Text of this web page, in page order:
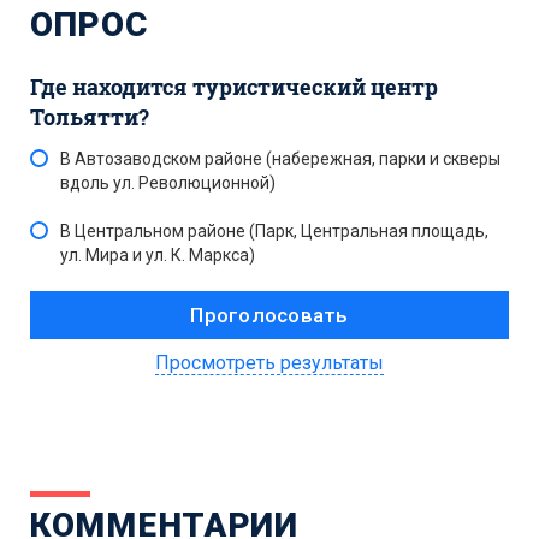
ОПРОС
Где находится туристический центр
Тольятти?
В Автозаводском районе (набережная, парки и скверы
вдоль ул. Революционной)
В Центральном районе (Парк, Центральная площадь,
ул. Мира и ул. К. Маркса)
Просмотреть результаты
КОММЕНТАРИИ